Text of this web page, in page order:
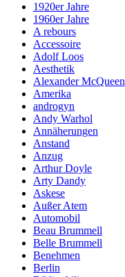
1920er Jahre
1960er Jahre
A rebours
Accessoire
Adolf Loos
Aesthetik
Alexander McQueen
Amerika
androgyn
Andy Warhol
Annäherungen
Anstand
Anzug
Arthur Doyle
Arty Dandy
Askese
Außer Atem
Automobil
Beau Brummell
Belle Brummell
Benehmen
Berlin